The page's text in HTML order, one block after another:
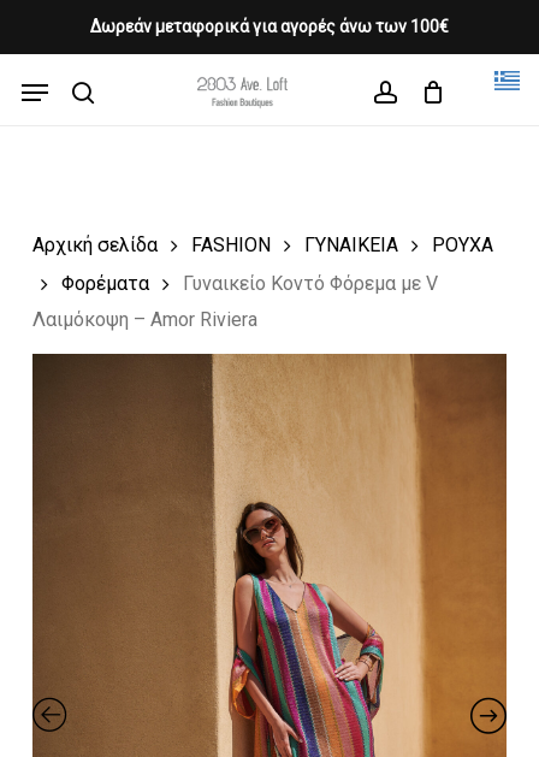
Δωρεάν μεταφορικά για αγορές άνω των 100€
content
Menu
Cart CLOSE
CART
Αρχική σελίδα FASHION ΓΥΝΑΙΚΕΙΑ
ΡΟΥΧΑ
Φορέματα
Γυναικείο Κοντό Φόρεμα με V
Λαιμόκοψη – Amor Riviera
Close